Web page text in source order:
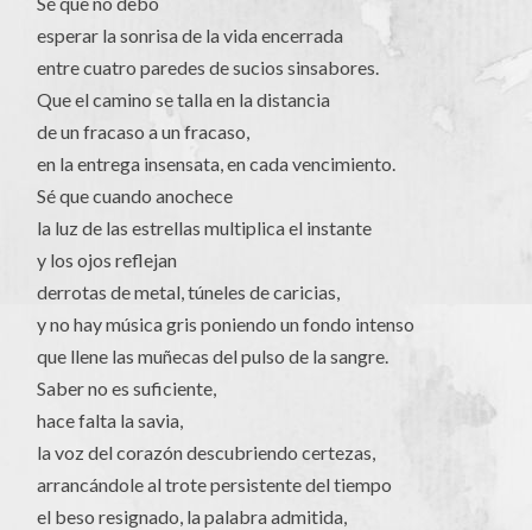
esperar la sonrisa de la vida encerrada
entre cuatro paredes de sucios sinsabores.
Que el camino se talla en la distancia
de un fracaso a un fracaso,
en la entrega insensata, en cada vencimiento.
Sé que cuando anochece
la luz de las estrellas multiplica el instante
y los ojos reflejan
derrotas de metal, túneles de caricias,
y no hay música gris poniendo un fondo intenso
que llene las muñecas del pulso de la sangre.
Saber no es suficiente,
hace falta la savia,
la voz del corazón descubriendo certezas,
arrancándole al trote persistente del tiempo
el beso resignado, la palabra admitida,